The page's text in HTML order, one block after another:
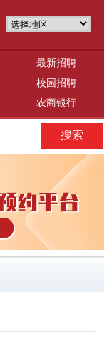
最新招聘
校园招聘
农商银行